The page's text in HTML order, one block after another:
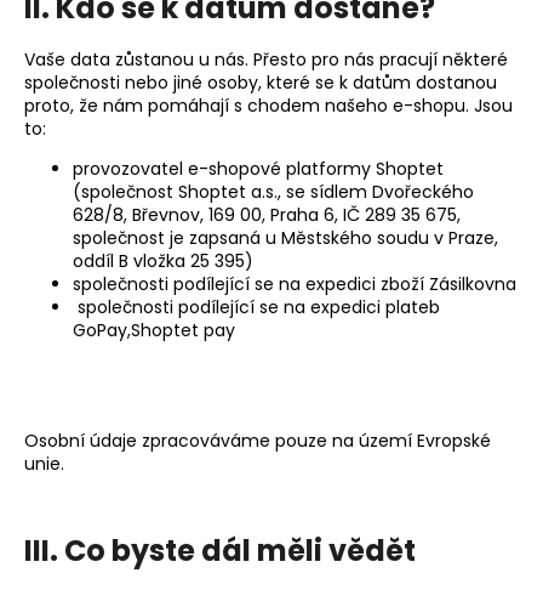
II. Kdo se k datům dostane?
Vaše data zůstanou u nás. Přesto pro nás pracují některé
společnosti nebo jiné osoby, které se k datům dostanou
proto, že nám pomáhají s chodem našeho e-shopu. Jsou
to:
provozovatel e-shopové platformy Shoptet
(společnost Shoptet a.s., se sídlem Dvořeckého
628/8, Břevnov, 169 00, Praha 6, IČ 289 35 675,
společnost je zapsaná u Městského soudu v Praze,
oddíl B vložka 25 395)
společnosti podílející se na expedici zboží Zásilkovna
společnosti podílející se na expedici plateb
GoPay,Shoptet pay
Osobní údaje zpracováváme pouze na území Evropské
unie.
III. Co byste dál měli vědět